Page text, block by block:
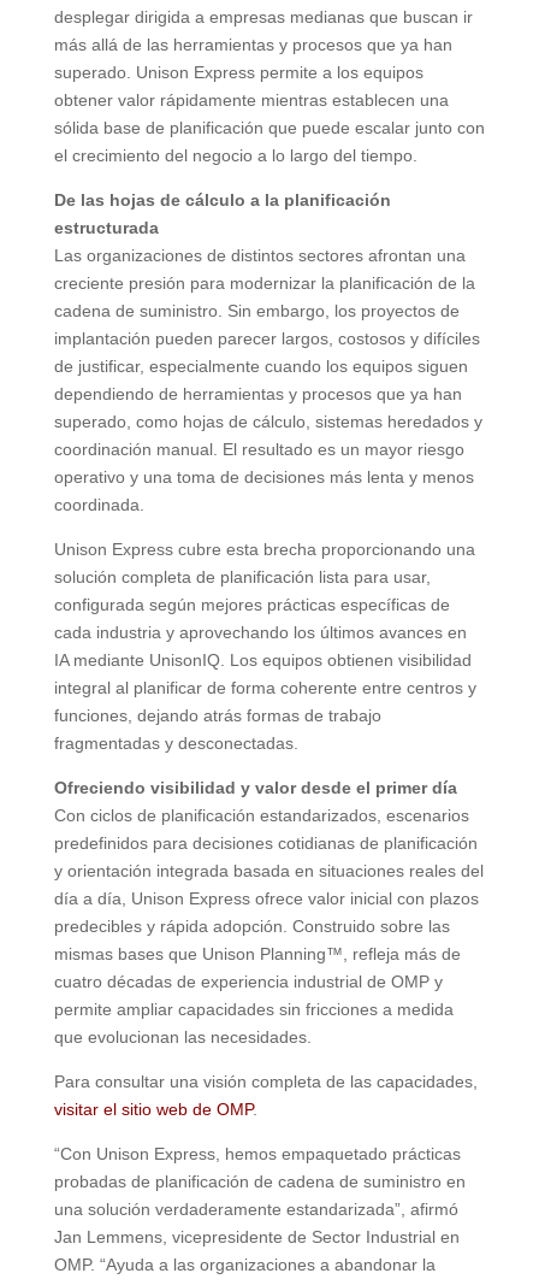
desplegar dirigida a empresas medianas que buscan ir
más allá de las herramientas y procesos que ya han
superado. Unison Express permite a los equipos
obtener valor rápidamente mientras establecen una
sólida base de planificación que puede escalar junto con
el crecimiento del negocio a lo largo del tiempo.
De las hojas de cálculo a la planificación
estructurada
Las organizaciones de distintos sectores afrontan una
creciente presión para modernizar la planificación de la
cadena de suministro. Sin embargo, los proyectos de
implantación pueden parecer largos, costosos y difíciles
de justificar, especialmente cuando los equipos siguen
dependiendo de herramientas y procesos que ya han
superado, como hojas de cálculo, sistemas heredados y
coordinación manual. El resultado es un mayor riesgo
operativo y una toma de decisiones más lenta y menos
coordinada.
Unison Express cubre esta brecha proporcionando una
solución completa de planificación lista para usar,
configurada según mejores prácticas específicas de
cada industria y aprovechando los últimos avances en
IA mediante UnisonIQ. Los equipos obtienen visibilidad
integral al planificar de forma coherente entre centros y
funciones, dejando atrás formas de trabajo
fragmentadas y desconectadas.
Ofreciendo visibilidad y valor desde el primer día
Con ciclos de planificación estandarizados, escenarios
predefinidos para decisiones cotidianas de planificación
y orientación integrada basada en situaciones reales del
día a día, Unison Express ofrece valor inicial con plazos
predecibles y rápida adopción. Construido sobre las
mismas bases que Unison Planning™, refleja más de
cuatro décadas de experiencia industrial de OMP y
permite ampliar capacidades sin fricciones a medida
que evolucionan las necesidades.
Para consultar una visión completa de las capacidades,
visitar el sitio web de OMP.
“Con Unison Express, hemos empaquetado prácticas
probadas de planificación de cadena de suministro en
una solución verdaderamente estandarizada”, afirmó
Jan Lemmens, vicepresidente de Sector Industrial en
OMP. “Ayuda a las organizaciones a abandonar la